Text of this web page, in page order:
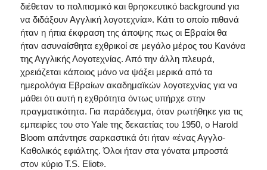
διέθεταν το πολιτισμικό και θρησκευτικό background για
να διδάξουν Αγγλική λογοτεχνία». Κάτι το οποίο πιθανά
ήταν η ήπια έκφραση της άποψης πως οι Εβραίοι θα
ήταν ασυναίσθητα εχθρικοί σε μεγάλο μέρος του Κανόνα
της Αγγλικής Λογοτεχνίας. Από την άλλη πλευρά,
χρειάζεται κάποιος μόνο να ψάξει μερικά από τα
ημερολόγια Εβραίων ακαδημαϊκών λογοτεχνίας για να
μάθει ότι αυτή η εχθρότητα όντως υπήρχε στην
πραγματικότητα. Για παράδειγμα, όταν ρωτήθηκε για τις
εμπειρίες του στο Yale της δεκαετίας του 1950, ο Harold
Bloom απάντησε σαρκαστικά ότι ήταν «ένας Αγγλο-
Καθολικός εφιάλτης. Όλοι ήταν στα γόνατα μπροστά
στον κύριο T.S. Eliot».